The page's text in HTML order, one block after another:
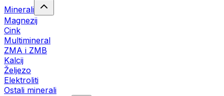
Minerali
Magnezij
Cink
Multimineral
ZMA i ZMB
Kalcij
Željezo
Elektroliti
Ostali minerali